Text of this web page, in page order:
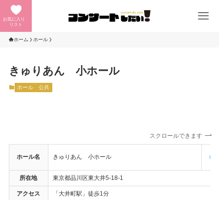
お気に入り
リスト
ホーム ホール
きゅりあん 小ホール
ホール 公共
スクロールできます
ホール名 きゅりあん 小ホール
所在地 東京都品川区東大井5-18-1
アクセス 「大井町駅」徒歩1分